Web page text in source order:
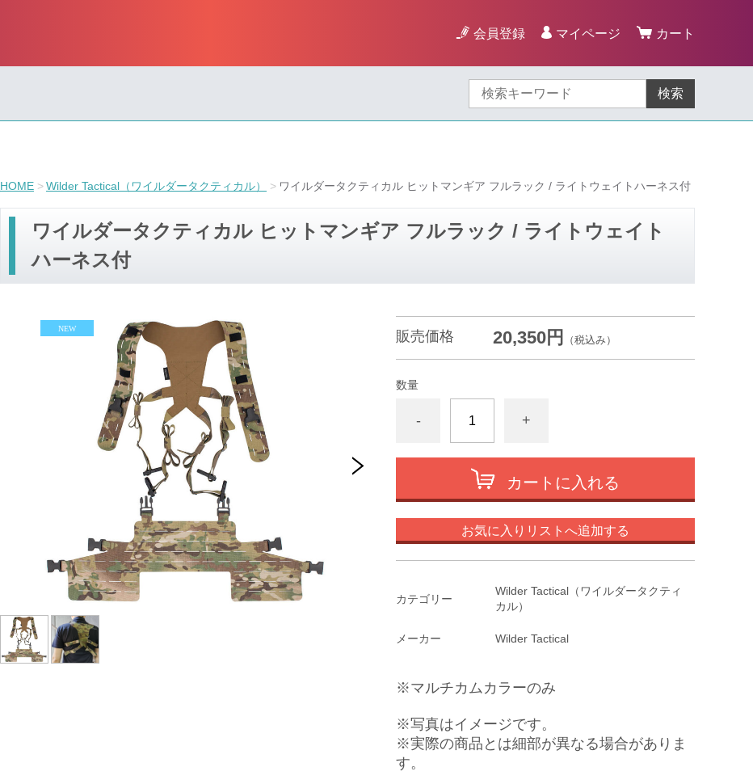
会員登録 マイページ カート
検索
HOME Wilder Tactical（ワイルダータクティカル） ワイルダータクティカル ヒットマンギア フルラック / ライトウェイトハーネス付
ワイルダータクティカル ヒットマンギア フルラック / ライトウェイト
ハーネス付
販売価格 20,350円 （税込み）
数量
- +
カートに入れる
お気に入りリストへ追加する
カテゴリー
Wilder Tactical（ワイルダータクティ
カル）
メーカー Wilder Tactical
※マルチカムカラーのみ
※写真はイメージです。
※実際の商品とは細部が異なる場合がありま
す。